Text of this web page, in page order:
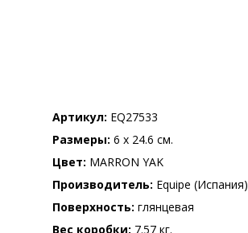
Артикул EQ27533
Размеры 6 x 24.6 см.
Цвет MARRON YAK
Производитель Equipe (Испания)
Поверхность глянцевая
Вес коробки 7.57 кг.